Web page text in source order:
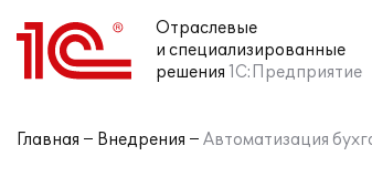
Отраслевые
и специализированные
решения 1С:Предприятие
Главная Внедрения Автоматизация